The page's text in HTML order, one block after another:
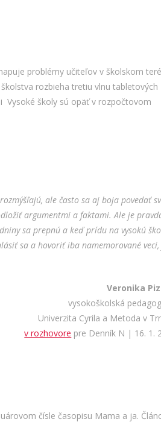
problémy učiteľov v školskom
rozbieha tretiu vlnu tabletových
Vysoké školy sú opäť v rozpočtovom
ale často sa aj boja povedať
argumentmi a faktami. Ale je
sa prepnú a keď prídu na vysokú
sa a hovoriť iba namemorované veci,
Veronika
vysokoškolská
Univerzita Cyrila a Metoda v
v rozhovore pre Denník N | 16. 1.
čísle časopisu Mama a ja.